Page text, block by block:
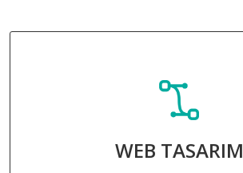
WEB TASARIM